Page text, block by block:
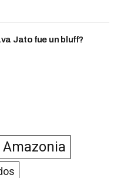
Jato fue un bluff?
Amazonia